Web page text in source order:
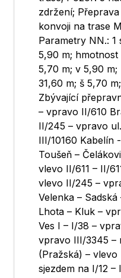
zdržení;
konvoji na trase
Parametry NN.: 1
5,90 m; hmotnost
5,70 m; v 5,90 m;
31,60 m; š 5,70
Zbývající
– vpravo II/610
II/245 – vpravo
III/10160 Kabelín
Toušeň –
vlevo II/611 – II/
vlevo II/245 –
Velenka –
Lhota – Kluk –
Ves I – I/38 –
vpravo III/3345 –
(Pražská) –
sjezdem na I/12 –